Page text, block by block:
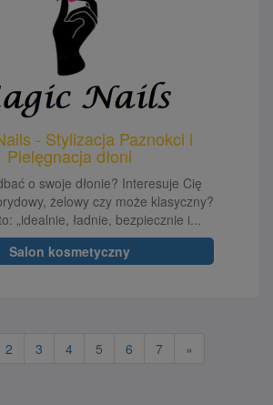
- Stylizacja Paznokci i
Pielęgnacja dłoni
o swoje dłonie? Interesuje Cię
żelowy czy może klasyczny?
„idealnie, ładnie, bezpiecznie i...
Salon kosmetyczny
2 3 4 5 6 7 »